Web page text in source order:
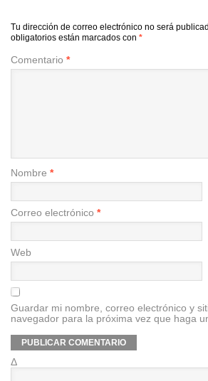
Tu dirección de correo electrónico no será
obligatorios están marcados con *
Comentario *
Nombre *
Correo electrónico *
Web
Guardar mi nombre, correo electrónico y
navegador para la próxima vez que haga
Δ